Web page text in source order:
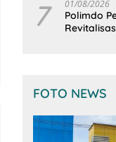
7 01/08/2026
Polimdo
FOTO NEWS